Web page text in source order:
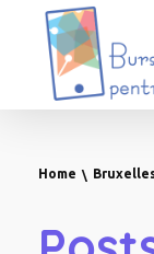
Bursele JTI pentru Jurnalisti
Home